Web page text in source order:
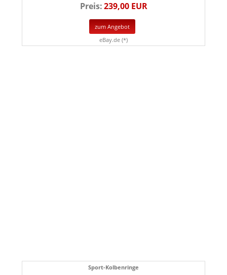
Preis:239,00 EUR
zum Angebot
eBay.de (*)
Sport-Kolbenringe